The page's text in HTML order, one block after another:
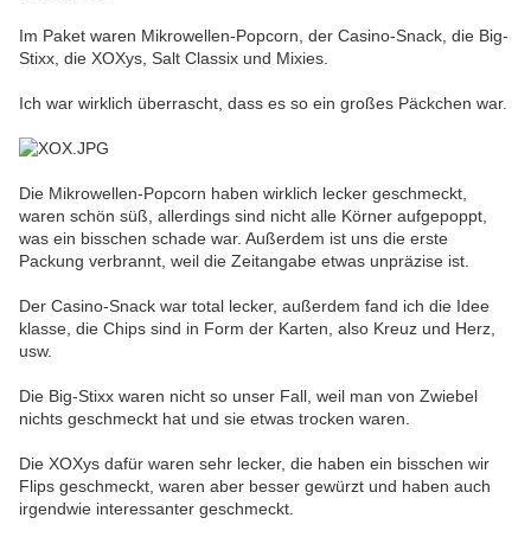
Im Paket waren Mikrowellen-Popcorn, der Casino-Snack, die Big-
Stixx, die XOXys, Salt Classix und Mixies.
Ich war wirklich überrascht, dass es so ein großes Päckchen war.
Die Mikrowellen-Popcorn haben wirklich lecker geschmeckt,
waren schön süß, allerdings sind nicht alle Körner aufgepoppt,
was ein bisschen schade war. Außerdem ist uns die erste
Packung verbrannt, weil die Zeitangabe etwas unpräzise ist.
Der Casino-Snack war total lecker, außerdem fand ich die Idee
klasse, die Chips sind in Form der Karten, also Kreuz und Herz,
usw.
Die Big-Stixx waren nicht so unser Fall, weil man von Zwiebel
nichts geschmeckt hat und sie etwas trocken waren.
Die XOXys dafür waren sehr lecker, die haben ein bisschen wir
Flips geschmeckt, waren aber besser gewürzt und haben auch
irgendwie interessanter geschmeckt.